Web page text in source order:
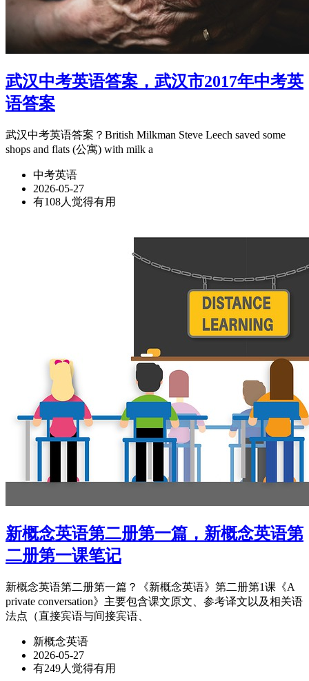
武汉中考英语答案，武汉市2017年中考英
语答案
武汉中考英语答案？British Milkman Steve Leech saved some
shops and flats (公寓) with milk a
中考英语
2026-05-27
有108人觉得有用
新概念英语第二册第一篇，新概念英语第
二册第一课笔记
新概念英语第二册第一篇？《新概念英语》第二册第1课《A
private conversation》主要包含课文原文、参考译文以及相关语
法点（直接宾语与间接宾语、
新概念英语
2026-05-27
有249人觉得有用